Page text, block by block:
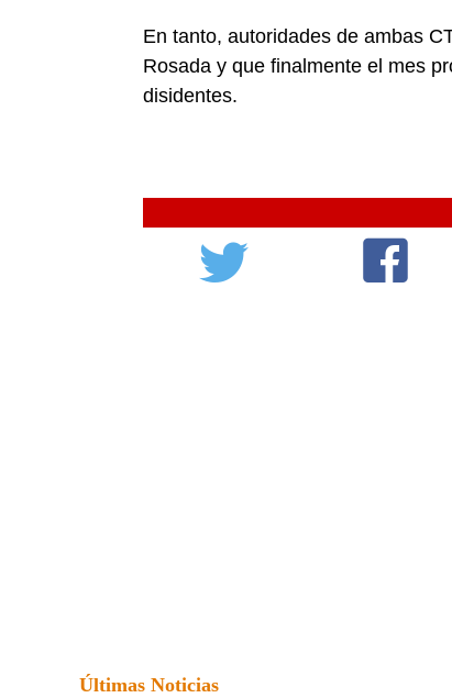
En tanto, autoridades de ambas
Rosada y que finalmente el mes
disidentes.
Últimas Noticias